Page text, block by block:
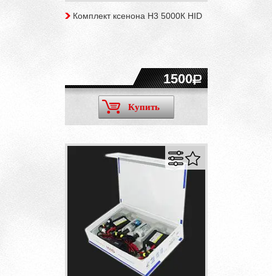
Комплект ксенона H3 5000К HID
1500
Купить